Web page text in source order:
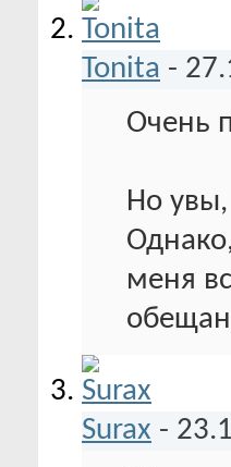
Tonita -
Очень
Но
меня
Surax -